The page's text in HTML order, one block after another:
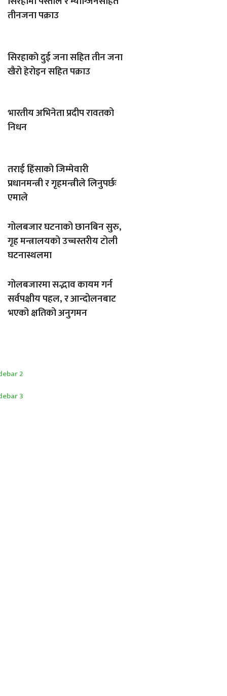
तीनजना पक्राउ
सिरहाकाे दुई जना सहित तीन जना
खैरो हेरोइन सहित पक्राउ
भारतीय अभिनेता प्रदीप रावतको
निधन
तराई हिंसाको जिम्मेवारी
प्रधानमन्त्री र गृहमन्त्रीले लिनुपर्छः
एमाले
गोलबजार घटनाको छानबिन सुरु,
गृह मन्त्रालयको उच्चस्तरीय टोली
घटनास्थलमा
गोलबजारमा सद्भाव कायम गर्न
सर्वपक्षीय पहल, र आन्दोलनबाट
भएको क्षतिको अनुगमन